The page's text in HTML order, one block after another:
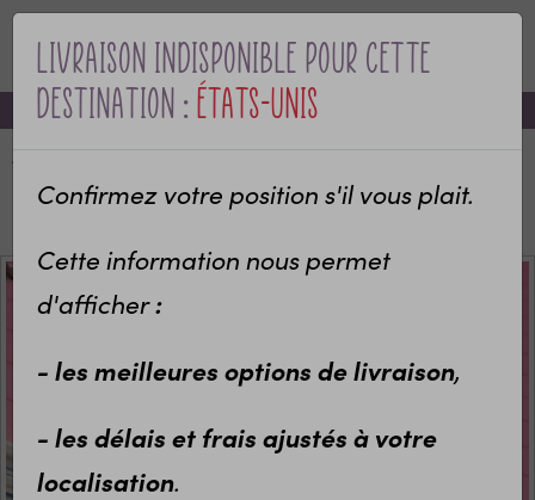
MENU
-10% sur votre première commande avec le code bienvenue
Livraison indisponible pour cette
destination :États-Unis
Confirmez votre position s'il vous plait.
Cette information nous permet
d'afficher:
- les meilleures options de livraison,
- les délais et frais ajustés à votre
localisation.
Idées cadeaux maîtres et maîtresses
Porte clé plexi transparent et ourson Super Maîtresse